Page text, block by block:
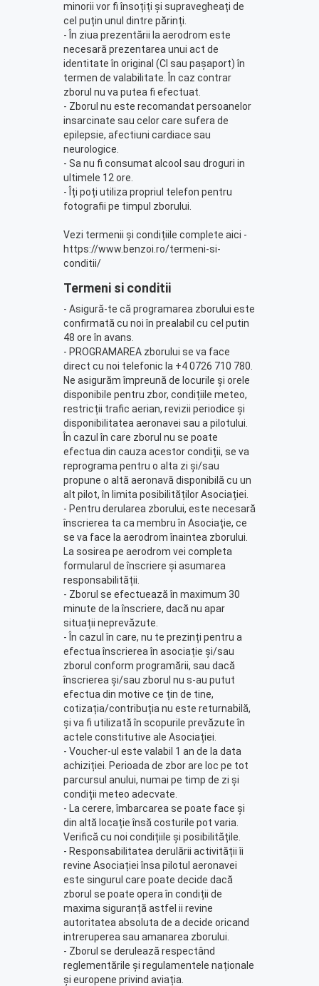
minorii vor fi însoțiți și supravegheați de
cel puțin unul dintre părinți.
- În ziua prezentării la aerodrom este
necesară prezentarea unui act de
identitate în original (CI sau pașaport) în
termen de valabilitate. În caz contrar
zborul nu va putea fi efectuat.
- Zborul nu este recomandat persoanelor
insarcinate sau celor care sufera de
epilepsie, afectiuni cardiace sau
neurologice.
- Sa nu fi consumat alcool sau droguri in
ultimele 12 ore.
- Îți poți utiliza propriul telefon pentru
fotografii pe timpul zborului.
Vezi termenii și condițiile complete aici -
https://www.benzoi.ro/termeni-si-
conditii/
Termeni si conditii
- Asigură-te că programarea zborului este
confirmată cu noi în prealabil cu cel putin
48 ore în avans.
- PROGRAMAREA zborului se va face
direct cu noi telefonic la +4 0726 710 780.
Ne asigurăm împreună de locurile și orele
disponibile pentru zbor, condițiile meteo,
restricții trafic aerian, revizii periodice și
disponibilitatea aeronavei sau a pilotului.
În cazul în care zborul nu se poate
efectua din cauza acestor condiții, se va
reprograma pentru o alta zi și/sau
propune o altă aeronavă disponibilă cu un
alt pilot, în limita posibilităților Asociației.
- Pentru derularea zborului, este necesară
înscrierea ta ca membru în Asociație, ce
se va face la aerodrom înaintea zborului.
La sosirea pe aerodrom vei completa
formularul de înscriere și asumarea
responsabilității.
- Zborul se efectuează în maximum 30
minute de la înscriere, dacă nu apar
situații neprevăzute.
- În cazul în care, nu te prezinți pentru a
efectua înscrierea în asociație și/sau
zborul conform programării, sau dacă
înscrierea și/sau zborul nu s-au putut
efectua din motive ce țin de tine,
cotizația/contribuția nu este returnabilă,
și va fi utilizată în scopurile prevăzute în
actele constitutive ale Asociației.
- Voucher-ul este valabil 1 an de la data
achiziției. Perioada de zbor are loc pe tot
parcursul anului, numai pe timp de zi și
condiții meteo adecvate.
- La cerere, îmbarcarea se poate face și
din altă locație însă costurile pot varia.
Verifică cu noi condițiile și posibilitățile.
- Responsabilitatea derulării activității îi
revine Asociației însa pilotul aeronavei
este singurul care poate decide dacă
zborul se poate opera în condiții de
maxima siguranță astfel ii revine
autoritatea absoluta de a decide oricand
intreruperea sau amanarea zborului.
- Zborul se derulează respectând
reglementările și regulamentele naționale
și europene privind aviația.